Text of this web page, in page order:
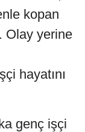
kopan
Olay yerine
hayatını
genç işçi